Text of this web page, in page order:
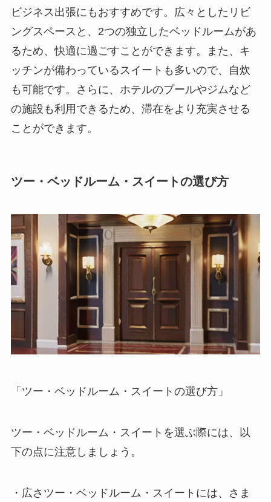
ビジネス出張にもおすすめです。 広々としたリビ
ングスペースと、2つの独立したベッドルームがあ
るため、快適に過ごすことができます。
また、キ
ッチンが備わっているスイートも多いので、
自炊
も可能です。
さらに、 ホテルのプールやジムなど
の施設も利用できるため、滞在をより充実させる
ことができます。
ツー・ベッドルーム・スイートの選び方
「ツー・ベッドルーム・スイートの選び方」
ツー・ベッドルーム・スイートを選ぶ際には、以
下の点に注意しましょう。
・ 広さ ツー・ベッドルーム・スイートには、さま